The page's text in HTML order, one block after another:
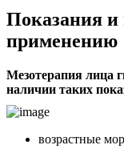
Показания и
применению
Мезотерапия лица
наличии таких
возрастные